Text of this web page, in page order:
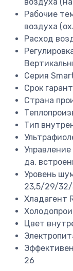
Рабочие
воздуха
Расход
Серия
Срок
Страна
Тип
да,
Уровень
23,5/29/
Хладагент
Цвет
26